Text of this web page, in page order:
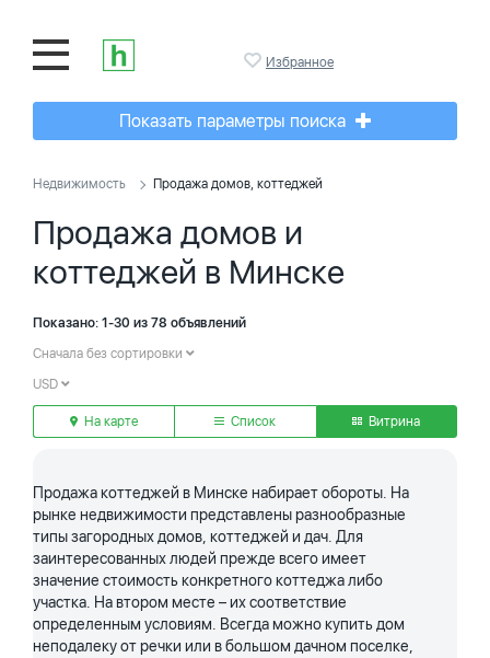
Избранное
Показать параметры поиска
Недвижимость Продажа домов, коттеджей
Продажа домов и
коттеджей в Минске
Показано: 1-30 из 78 объявлений
Сначала без сортировки
USD
На карте Список Витрина
Продажа коттеджей в Минске набирает обороты. На
рынке недвижимости представлены разнообразные
типы загородных домов, коттеджей и дач. Для
заинтересованных людей прежде всего имеет
значение стоимость конкретного коттеджа либо
участка. На втором месте – их соответствие
определенным условиям. Всегда можно купить дом
неподалеку от речки или в большом дачном поселке,